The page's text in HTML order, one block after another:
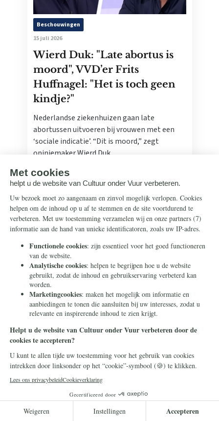
Beschouwingen
15 juli 2026
Wierd Duk: "Late abortus is
moord", VVD’er Frits
Huffnagel: "Het is toch geen
kindje?"
Nederlandse ziekenhuizen gaan late
abortussen uitvoeren bij vrouwen met een
‘sociale indicatie’. “Dit is moord,” zegt
opiniemaker Wierd Duk.
Frans Timmermans
Frans Timmermans krijgt
geheel onverdiend een
eretitel als minister van Staat
Frans Timmermans is benoemd tot minister
van Staat. Waar heeft hij dit buitengewone
eerbetoon aan te danken?